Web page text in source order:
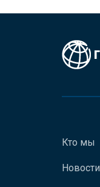
Кто мы
Новости